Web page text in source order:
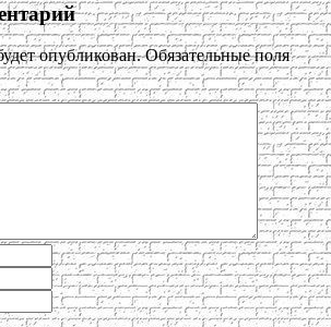
опубликован. Обязательные поля